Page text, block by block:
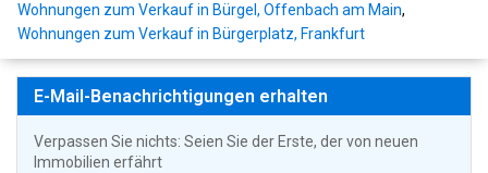
Wohnungen zum Verkauf in Bürgel, Offenbach am Main,
Wohnungen zum Verkauf in Bürgerplatz, Frankfurt
E-Mail-Benachrichtigungen erhalten
Verpassen Sie nichts: Seien Sie der Erste, der von neuen
Immobilien erfährt